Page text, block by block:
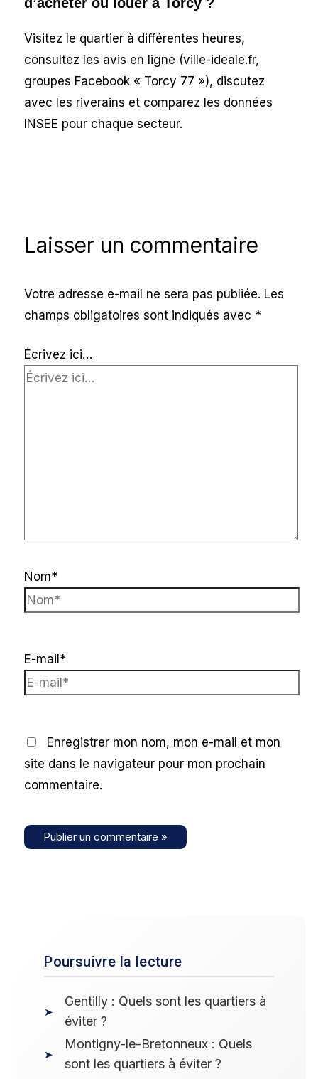
Visitez le quartier à différentes heures,
consultez les avis en ligne (ville-ideale.fr,
groupes Facebook « Torcy 77 »), discutez
avec les riverains et comparez les données
INSEE pour chaque secteur.
Laisser un commentaire
Votre adresse e-mail ne sera pas publiée. Les
champs obligatoires sont indiqués avec *
Écrivez ici…
Nom*
E-mail*
Enregistrer mon nom, mon e-mail et mon
site dans le navigateur pour mon prochain
commentaire.
Poursuivre la lecture
Gentilly : Quels sont les quartiers à
éviter ?
Montigny-le-Bretonneux : Quels
sont les quartiers à éviter ?